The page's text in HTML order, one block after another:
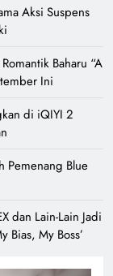
Aksi Suspens
Baharu “A
Ini
di iQIYI 2
Pemenang Blue
dan Lain-Lain Jadi
Bias, My Boss’